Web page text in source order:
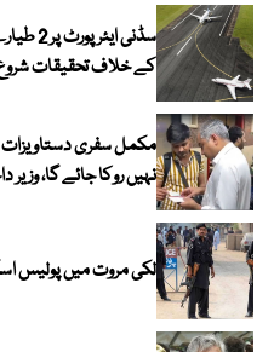
سڈنی
کے خلاف تحقیقات
مکمل سفری دستاویزات
نہیں روکا جائے گا، وزیر
لکی مروت میں پولیس